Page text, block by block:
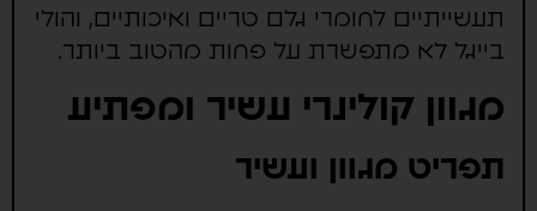
תעשייתיים לחומרי גלם טריים ואיכותיים, והולי
בייגל לא מתפשרת על פחות מהטוב ביותר.
מגוון קולינרי עשיר ומפתיע
תפריט מגוון ועשיר